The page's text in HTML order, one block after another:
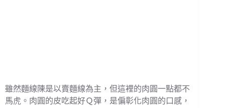
雖然麵線陳是以賣麵線為主，但這裡的肉圓一點都不
馬虎。肉圓的皮吃起好Ｑ彈，是偏彰化肉圓的口感，